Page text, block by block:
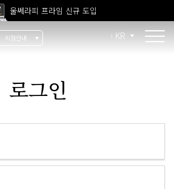
울쎄라피 프라임 신규 도입
고압산소치료 신규 도입
지점안내 KR
리더스 소개
리더스 히스토리
지점 안내
로그인